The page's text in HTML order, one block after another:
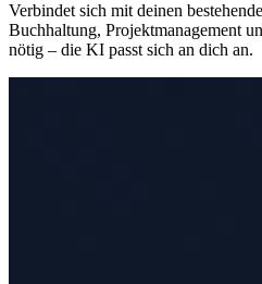
Verbindet sich mit deinen
Buchhaltung, Projektmanagement
nötig – die KI passt sich an dich an.